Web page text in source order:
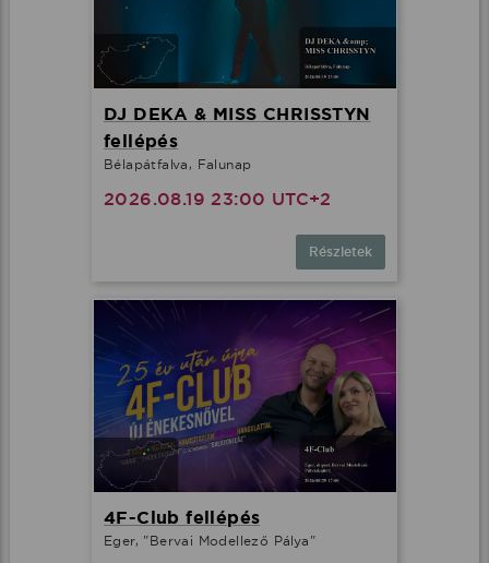
DJ DEKA & MISS CHRISSTYN
fellépés
Bélapátfalva, Falunap
2026.08.19 23:00 UTC+2
Részletek
4F-Club fellépés
Eger, "Bervai Modellező Pálya"